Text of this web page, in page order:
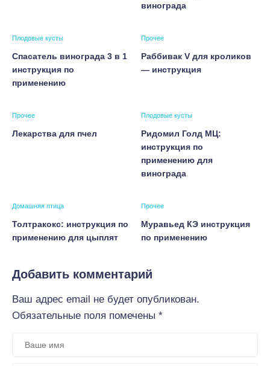
винограда
Плодовые кусты
Спасатель винограда 3 в 1
инструкция по
применению
Прочее
Раббивак V для кроликов
— инструкция
Прочее
Лекарства для пчел
Плодовые кусты
Ридомил Голд МЦ:
инструкция по
применению для
винограда
Домашняя птица
Толтракокс: инструкция по
применению для цыплят
Прочее
Муравьед КЭ инструкция
по применению
Добавить комментарий
Ваш адрес email не будет опубликован.
Обязательные поля помечены *